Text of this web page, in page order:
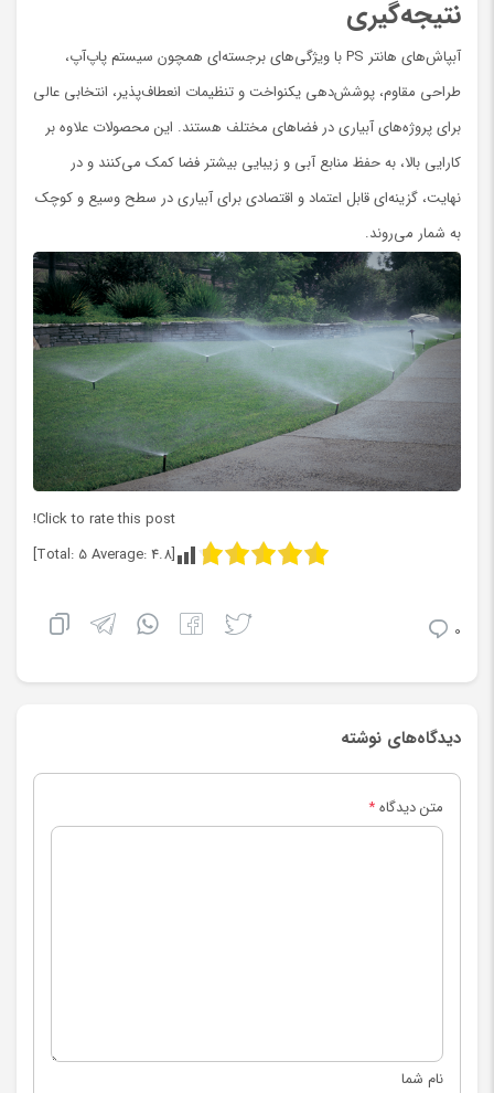
نتیجه‌گیری
آبپاش‌های هانتر PS با ویژگی‌های برجسته‌ای همچون سیستم پاپ‌آپ،
طراحی مقاوم، پوشش‌دهی یکنواخت و تنظیمات انعطاف‌پذیر، انتخابی عالی
برای پروژه‌های آبیاری در فضاهای مختلف هستند. این محصولات علاوه بر
کارایی بالا، به حفظ منابع آبی و زیبایی بیشتر فضا کمک می‌کنند و در
نهایت، گزینه‌ای قابل اعتماد و اقتصادی برای آبیاری در سطح وسیع و کوچک
به شمار می‌روند.
Click to rate this post!
[Total:
5Average:4.8
]
0
دیدگاه‌های نوشته
متن دیدگاه*
نام شما